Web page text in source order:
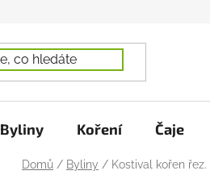
Byliny Koření Čaje
Domů / Byliny / Kostival kořen řez.